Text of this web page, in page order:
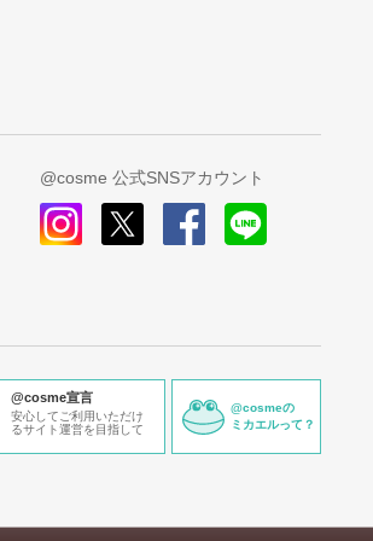
@cosme 公式SNSアカウント
@cosme宣言
安心してご利用いただけ
るサイト運営を目指して
@cosmeの
ミカエルって？